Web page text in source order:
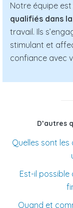
Notre équipe
qualifiés dans
travail. Ils
stimulant et
confiance avec
D’autres
Quelles sont
Est-il possible
Quand et